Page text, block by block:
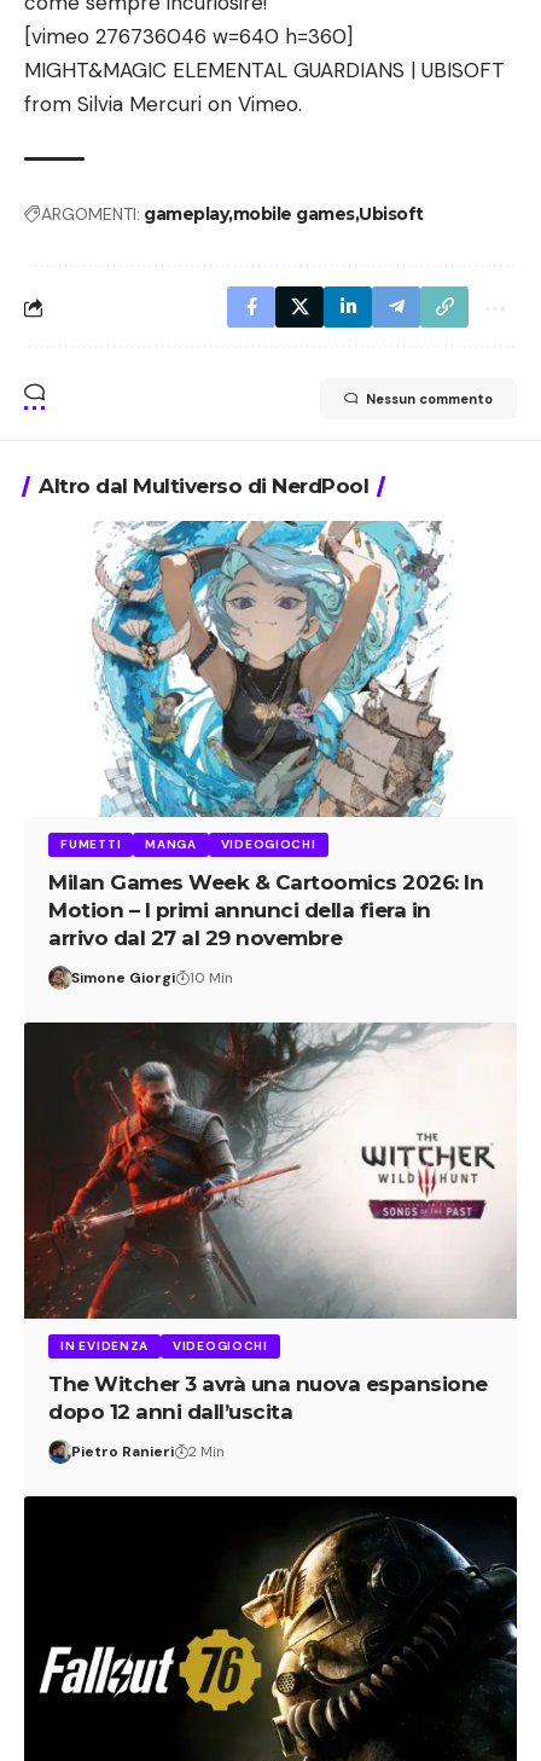
[vimeo 276736046 w=640 h=360]
MIGHT&MAGIC ELEMENTAL GUARDIANS | UBISOFT
from Silvia Mercuri on Vimeo.
ARGOMENTI: gameplaymobile gamesUbisoft
Nessun commento
Altro dal Multiverso di NerdPool
FUMETTI MANGA VIDEOGIOCHI
Milan Games Week & Cartoomics 2026: In
Motion – I primi annunci della fiera in
arrivo dal 27 al 29 novembre
Simone Giorgi 10 Min
IN EVIDENZA VIDEOGIOCHI
The Witcher 3 avrà una nuova espansione
dopo 12 anni dall’uscita
Pietro Ranieri 2 Min